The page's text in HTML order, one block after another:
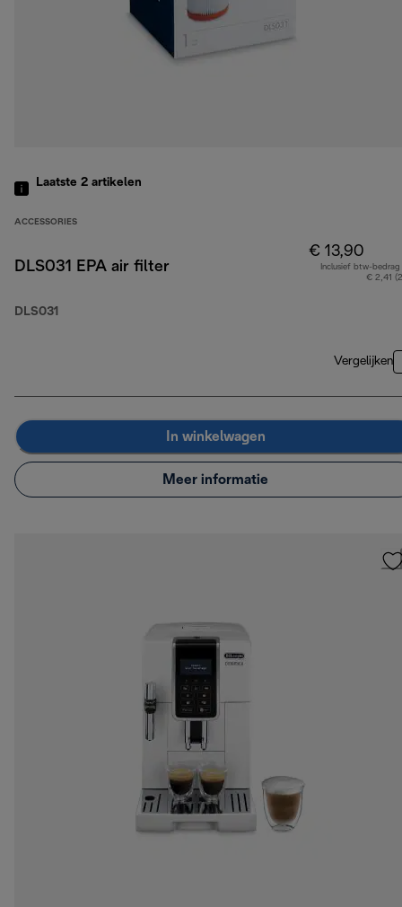
Laatste 2 artikelen
ACCESSORIES
DLS031 EPA air filter
DLS031
€ 13,90
Inclusief btw-bedrag
€ 2,41
Vergelijken
In winkelwagen
Meer informatie